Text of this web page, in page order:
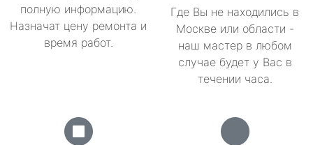
полную информацию.
Назначат цену ремонта и
время работ.
Где Вы не находились в
Москве или области -
наш мастер в любом
случае будет у Вас в
течении часа.